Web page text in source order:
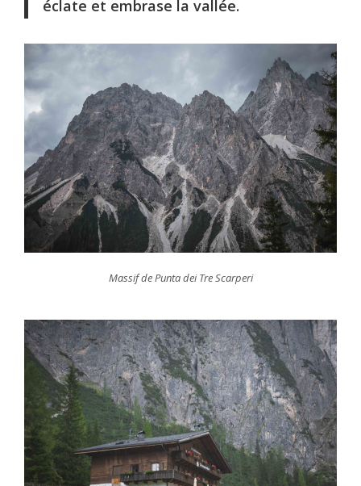
éclate et embrase la vallée.
Massif de Punta dei Tre Scarperi